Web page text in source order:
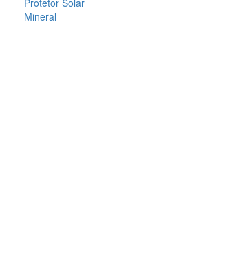
Mineral